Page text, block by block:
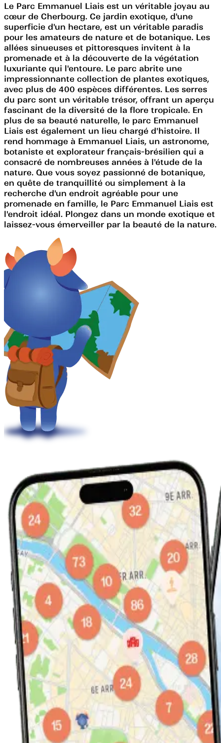
Le Parc Emmanuel Liais est un véritable joyau au
cœur de Cherbourg. Ce jardin exotique, d'une
superficie d'un hectare, est un véritable paradis
pour les amateurs de nature et de botanique. Les
allées sinueuses et pittoresques invitent à la
promenade et à la découverte de la végétation
luxuriante qui l'entoure. Le parc abrite une
impressionnante collection de plantes exotiques,
avec plus de 400 espèces différentes. Les serres
du parc sont un véritable trésor, offrant un aperçu
fascinant de la diversité de la flore tropicale. En
plus de sa beauté naturelle, le parc Emmanuel
Liais est également un lieu chargé d'histoire. Il
rend hommage à Emmanuel Liais, un astronome,
botaniste et explorateur français-brésilien qui a
consacré de nombreuses années à l'étude de la
nature. Que vous soyez passionné de botanique,
en quête de tranquillité ou simplement à la
recherche d'un endroit agréable pour une
promenade en famille, le Parc Emmanuel Liais est
l'endroit idéal. Plongez dans un monde exotique et
laissez-vous émerveiller par la beauté de la nature.